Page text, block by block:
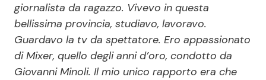
giornalista da ragazzo. Vivevo in questa
bellissima provincia, studiavo, lavoravo.
Guardavo la tv da spettatore. Ero appassionato
di Mixer, quello degli anni d’oro, condotto da
Giovanni Minoli. Il mio unico rapporto era che